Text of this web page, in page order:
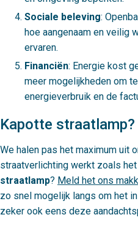
Sociale beleving:
hoe aangenaam en veilig
ervaren.
Financiën: Energie kost
meer mogelijkheden om
energieverbruik en de
Kapotte
We halen pas het maximum uit
straatverlichting werkt zoals
straatlamp? Meld het ons
zo snel mogelijk langs om het
zeker ook eens deze